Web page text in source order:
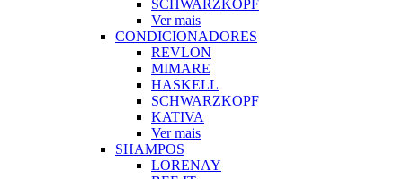
SCHWARZKOPF
Ver mais
CONDICIONADORES
REVLON
MIMARE
HASKELL
SCHWARZKOPF
KATIVA
Ver mais
SHAMPOS
LORENAY